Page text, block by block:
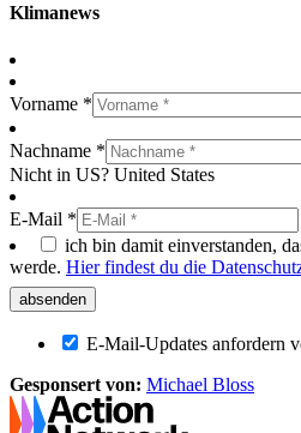
Klimanews
Vorname *
Nachname *
Nicht in US? United States
E-Mail *
ich bin damit einverstanden,
werde. Hier findest du die
E-Mail-Updates anfordern
Gesponsert von: Michael Bloss